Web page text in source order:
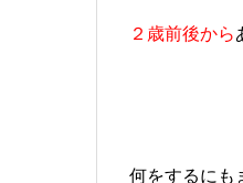
２歳前後から
何をするにも